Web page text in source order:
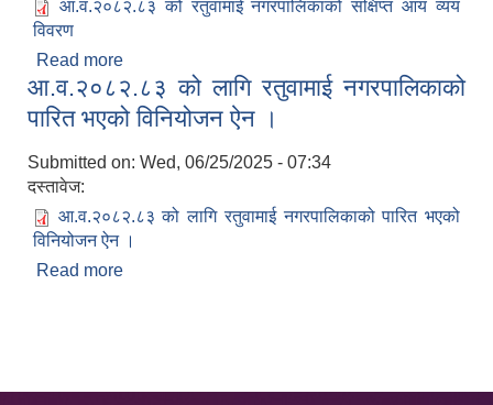
आ.व.२०८२.८३ को रतुवामाई नगरपालिकाको संक्षिप्त आय व्यय
विवरण
Read more
आय व्यय विवरण ।
आ.व.२०८२.८३ को लागि रतुवामाई नगरपालिकाको
पारित भएको विनियोजन ऐन ।
Submitted on: Wed, 06/25/2025 - 07:34
दस्तावेज:
आ.व.२०८२.८३ को लागि रतुवामाई नगरपालिकाको पारित भएको
विनियोजन ऐन ।
Read more